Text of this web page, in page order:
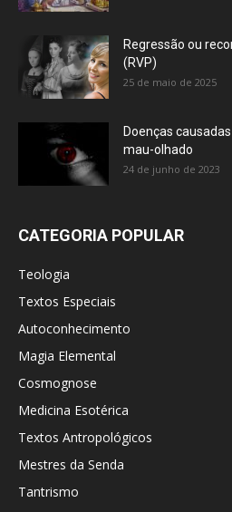
Regressão ou
(RVP)
25 de maio de 2025
Doenças
mau-olhado
24 de junho de 2023
CATEGORIA POPULAR
Teologia
Textos Especiais
Autoconhecimento
Magia Elemental
Cosmognose
Medicina Esotérica
Textos Antropológicos
Mestres da Senda
Tantrismo